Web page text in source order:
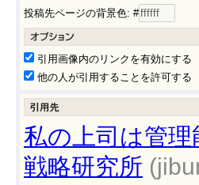
投稿先ページの背景色: #
引用画像内のリンクを有効にする
他の人が引用することを許可する
私の上司は管
戦略研究所